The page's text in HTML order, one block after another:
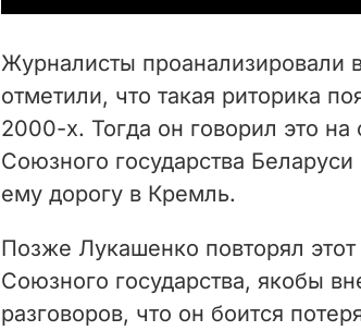
i
Журналисты проанализировали
отметили, что такая риторика
2000-х. Тогда он говорил это
Союзного государства
ему дорогу в Кремль.
Позже Лукашенко повторял этот
Союзного государства, якобы
разговоров, что он боится